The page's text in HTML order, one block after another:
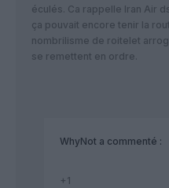
éculés. Ca rappelle Iran Air
ça pouvait encore tenir la
nombrilisme de roitelet
se remettent en ordre.
WhyNot a commenté :
+1